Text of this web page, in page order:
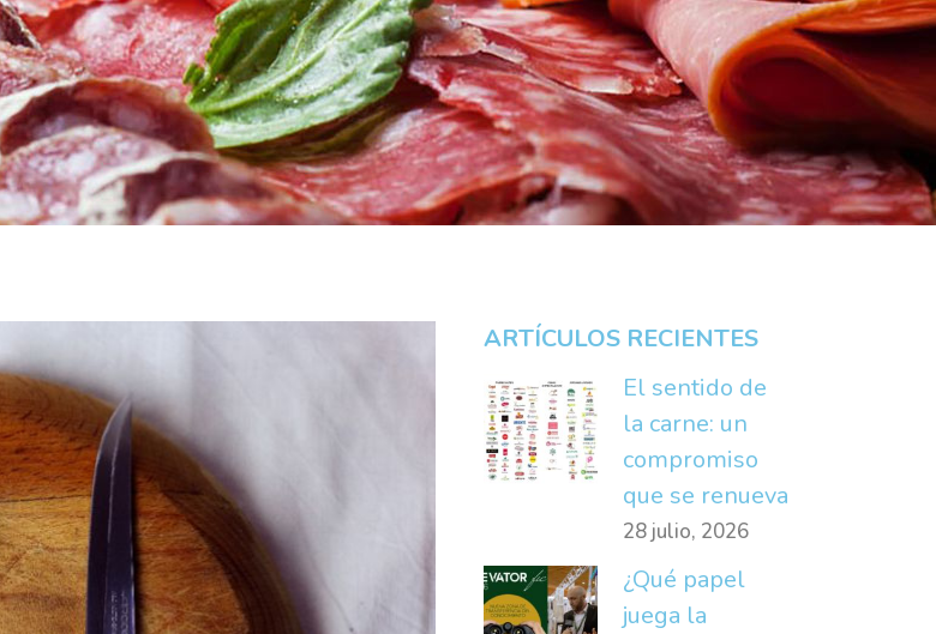
ARTÍCULOS RECIENTES
El sentido de
la carne: un
compromiso
que se renueva
28 julio, 2026
¿Qué papel
juega la